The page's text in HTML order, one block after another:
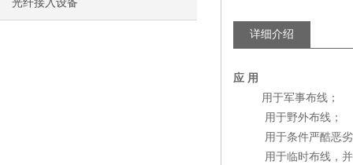
光纤接入设备
详细介绍
应 用
用于军事布线；
用于野外布线；
用于条件严酷恶劣
用于临时布线，并